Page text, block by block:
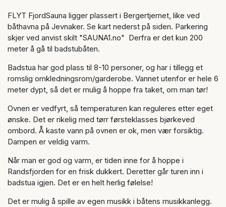
FLYT FjordSauna ligger plassert i Bergertjernet, like ved
båthavna på Jevnaker. Se kart nederst på siden. Parkering
skjer ved anvist skilt "SAUNA1.no" Derfra er det kun 200
meter å gå til badstubåten.
Badstua har god plass til 8-10 personer, og har i tillegg et
romslig omkledningsrom/garderobe. Vannet utenfor er hele 6
meter dypt, så det er mulig å hoppe fra taket, om man tør!
Ovnen er vedfyrt, så temperaturen kan reguleres etter eget
ønske. Det er rikelig med tørr førsteklasses bjørkeved
ombord. Å kaste vann på ovnen er ok, men vær forsiktig.
Dampen er veldig varm.
Når man er god og varm, er tiden inne for å hoppe i
Randsfjorden for en frisk dukkert. Deretter går turen inn i
badstua igjen. Det er en helt herlig følelse!
Det er mulig å spille av egen musikk i båtens musikkanlegg.